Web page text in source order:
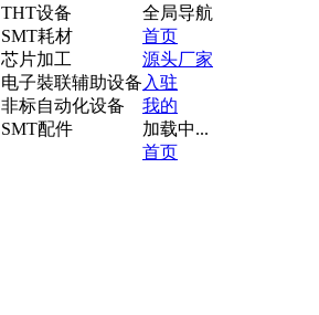
THT设备
SMT耗材
芯片加工
电子裝联辅助设备
非标自动化设备
SMT配件
全局导航
首页
源头厂家
入驻
我的
加载中...
首页